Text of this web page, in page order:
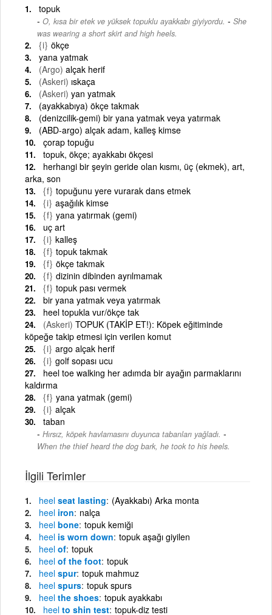
topuk
O, kısa bir etek ve yüksek topuklu ayakkabı giyiyordu. - She
was wearing a short skirt and high heels.
{i} ökçe
yana yatmak
(Argo) alçak herif
(Askeri) ıskaça
(Askeri) yan yatmak
(ayakkabıya) ökçe takmak
(denizcilik-gemi) bir yana yatmak veya yatırmak
(ABD-argo) alçak adam, kalleş kimse
çorap topuğu
topuk, ökçe; ayakkabı ökçesi
herhangi bir şeyin geride olan kısmı, üç (ekmek), art,
arka, son
{f} topuğunu yere vurarak dans etmek
{i} aşağılık kimse
{f} yana yatırmak (gemi)
uç art
{i} kalleş
{f} topuk takmak
{f} ökçe takmak
{f} dizinin dibinden ayrılmamak
{f} topuk pası vermek
bir yana yatmak veya yatırmak
heel topukla vur/ökçe tak
(Askeri) TOPUK (TAKİP ET!): Köpek eğitiminde
köpeğe takip etmesi için verilen komut
{i} argo alçak herif
{i} golf sopası ucu
heel toe walking her adımda bir ayağın parmaklarını
kaldırma
{f} yana yatmak (gemi)
{i} alçak
taban
Hırsız, köpek havlamasını duyunca tabanları yağladı. -
When the thief heard the dog bark, he took to his heels.
İlgili Terimler
heel seat lasting (Ayakkabı) Arka monta
heel iron nalça
heel bone topuk kemiği
heel is worn down topuk aşağı giyilen
heel of topuk
heel of the foot topuk
heel spur topuk mahmuz
heel spurs topuk spurs
heel the shoes topuk ayakkabı
heel to shin test topuk-diz testi